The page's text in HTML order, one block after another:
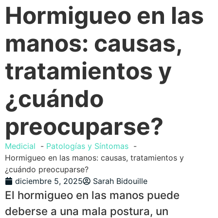
Hormigueo en las
manos: causas,
tratamientos y
¿cuándo
preocuparse?
Medicial
Patologías y Síntomas
Hormigueo en las manos: causas, tratamientos y
¿cuándo preocuparse?
diciembre 5, 2025
Sarah Bidouille
El hormigueo en las manos puede
deberse a una mala postura, un